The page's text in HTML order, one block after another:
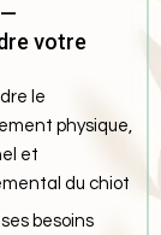
votre
le
physique,
et
du chiot
besoins